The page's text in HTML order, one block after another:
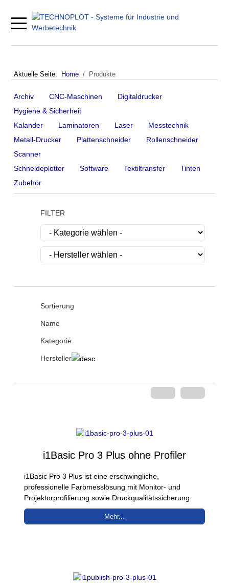
Mobile Menu Toggle
Aktuelle Seite: Home Produkte
Archiv CNC-Maschinen
Digitaldrucker
Hygiene & Sicherheit
Kalander
Laminatoren Laser
Messtechnik
Metall-Drucker
Plattenschneider
Rollenschneider
Scanner
Schneideplotter
Software Textiltransfer
Tinten
Zubehör
FILTER
Sortierung
Name
Kategorie
Hersteller
i1Basic Pro 3 Plus ohne Profiler
i1Basic Pro 3 Plus ist eine erschwingliche,
professionelle Farbmesslösung mit Monitor- und
Projektorprofilierung sowie Druckqualitätssicherung.
Mehr...